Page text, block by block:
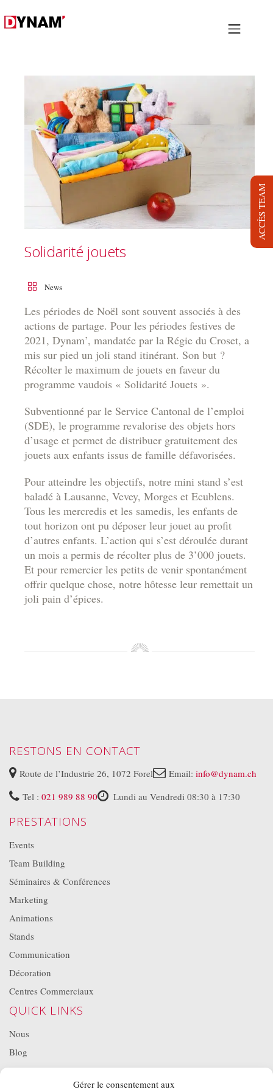
PROJETS
NOUS
LOCATION
JOB
DYNAM TV
CONTACT
Gérer le consentement aux
Solidarité jouets
News
Les périodes de Noël sont souvent associés à des
actions de partage. Pour les périodes festives de
2021, Dynam’, mandatée par la Régie du Croset, a
mis sur pied un joli stand itinérant. Son but ?
Récolter le maximum de jouets en faveur du
programme vaudois « Solidarité Jouets ».
Subventionné par le Service Cantonal de l’emploi
(SDE), le programme revalorise des objets hors
d’usage et permet de distribuer gratuitement des
jouets aux enfants issus de famille défavorisées.
Pour atteindre les objectifs, notre mini stand s’est
baladé à Lausanne, Vevey, Morges et Ecublens.
Tous les mercredis et les samedis, les enfants de
tout horizon ont pu déposer leur jouet au profit
d’autres enfants. L’action qui s’est déroulée durant
un mois a permis de récolter plus de 3’000 jouets.
Et pour remercier les petits de venir spontanément
offrir quelque chose, notre hôtesse leur remettait un
joli pain d’épices.
RESTONS EN CONTACT
Route de l’Industrie 26, 1072 Forel Email: info@dynam.ch
Tel : 021 989 88 90 Lundi au Vendredi 08:30 à 17:30
PRESTATIONS
Events
Team Building
Séminaires & Conférences
Marketing
Animations
Stands
Communication
Décoration
Centres Commerciaux
QUICK LINKS
Nous
Blog
Projets
Location de matériel
ACCÈS TEAM